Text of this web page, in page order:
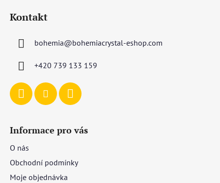
Kontakt
bohemia@bohemiacrystal-eshop.com
+420 739 133 159
Informace pro vás
O nás
Obchodní podmínky
Moje objednávka